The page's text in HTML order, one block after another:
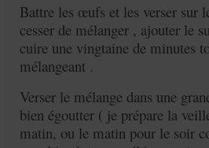
Battre les œufs et les verser sur
cesser de mélanger , ajouter le
cuire une vingtaine de minutes
mélangeant .
Verser le mélange dans une
bien égoutter ( je prépare la
matin, ou le matin pour le soir